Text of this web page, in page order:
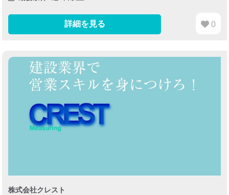
詳細を見る 0
株式会社クレスト